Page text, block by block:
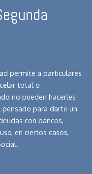
permite a particulares
total o
no pueden hacerles
para darte un
con bancos,
en ciertos casos,